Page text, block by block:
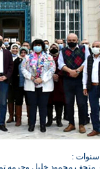
سنوات :
متحف محمود خليل وحرمه